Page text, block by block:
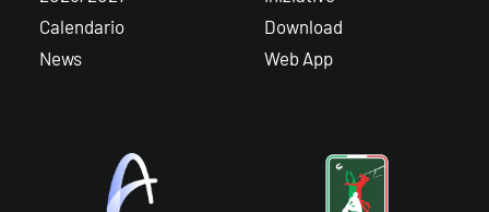
Calendario
News
Download
Web App